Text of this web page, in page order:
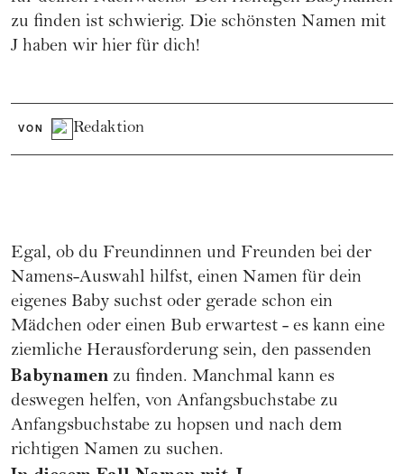
zu finden ist schwierig. Die schönsten Namen mit
J haben wir hier für dich!
VON Redaktion
Egal, ob du Freundinnen und Freunden bei der
Namens-Auswahl hilfst, einen Namen für dein
eigenes Baby suchst oder gerade schon ein
Mädchen oder einen Bub erwartest - es kann eine
ziemliche Herausforderung sein, den passenden
Babynamen zu finden. Manchmal kann es
deswegen helfen, von Anfangsbuchstabe zu
Anfangsbuchstabe zu hopsen und nach dem
richtigen Namen zu suchen.